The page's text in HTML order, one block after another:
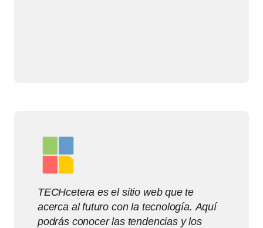
TECHcetera es el sitio web que te
acerca al futuro con la tecnología. Aquí
podrás conocer las tendencias y los